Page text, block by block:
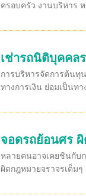
ครอบครัว งานบริหาร ห
เช่ารถนิติบุคคล
การบริหารจัดการต้นทุ
ทางการเงิน ย่อมเป็นทาง
จอดรถย้อนศร
หลายคนอาจเคยชินกับ
ผิดกฎหมายจราจรเต็มๆ